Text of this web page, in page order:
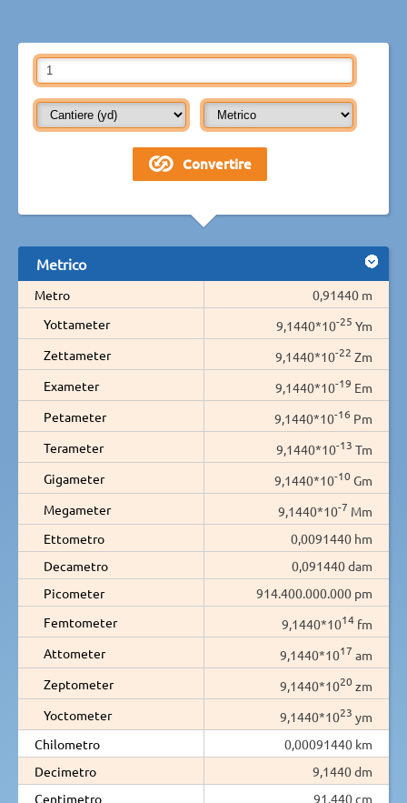
Metrico
Metro
0,91440 m
Yottameter
9,1440*10-25 Ym
Zettameter
9,1440*10-22 Zm
Exameter
9,1440*10-19 Em
Petameter
9,1440*10-16 Pm
Terameter
9,1440*10-13 Tm
Gigameter
9,1440*10-10 Gm
Megameter
9,1440*10-7 Mm
Ettometro
0,0091440 hm
Decametro
0,091440 dam
Picometer
914.400.000.000 pm
Femtometer
9,1440*1014 fm
Attometer
9,1440*1017 am
Zeptometer
9,1440*1020 zm
Yoctometer
9,1440*1023 ym
Chilometro
0,00091440 km
Decimetro
9,1440 dm
Centimetro
91,440 cm